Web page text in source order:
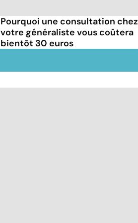
Pourquoi une consultation chez
votre généraliste vous coûtera
bientôt 30 euros